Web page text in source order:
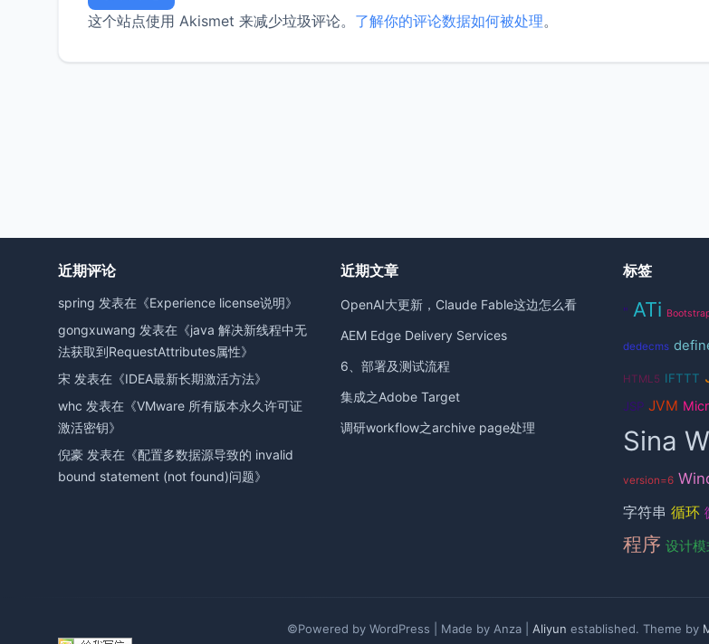
这个站点使用 Akismet 来减少垃圾评论。 了解你的评论数据如何被处理。
近期评论
spring 发表在《Experience license说明》
gongxuwang 发表在《java 解决新线程中无
法获取到RequestAttributes属性》
宋 发表在《IDEA最新长期激活方法》
whc 发表在《VMware 所有版本永久许可证
激活密钥》
倪豪 发表在《配置多数据源导致的 invalid
bound statement (not found)问题》
近期文章
OpenAI大更新，Claude Fable这边怎么看
AEM Edge Delivery Services
6、部署及测试流程
集成之Adobe Target
调研workflow之archive page处理
标签
" ATi
dedecms
HTML5 IFTTT
JSP JVM
Sina
version=6
字符串 循环
程序 设计模
©Powered by WordPress | Made by Anza | Aliyun established. Theme by